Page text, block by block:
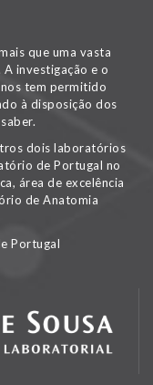
que uma vasta
investigação e o
tem permitido
à disposição dos
dois laboratórios
de Portugal no
área de excelência
de Anatomia
Portugal